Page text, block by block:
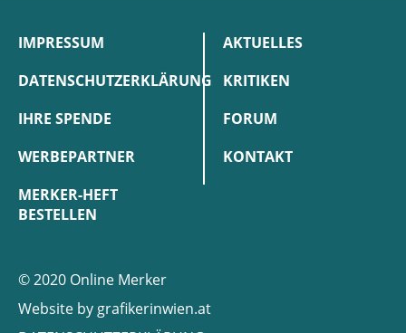
IMPRESSUM
DATENSCHUTZERKLÄRUNG
IHRE SPENDE
WERBEPARTNER
MERKER-HEFT
BESTELLEN
AKTUELLES
KRITIKEN
FORUM
KONTAKT
© 2020 Online Merker
Website by grafikerinwien.at